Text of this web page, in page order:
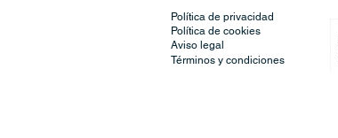
Política de privacidad
Política de cookies
Aviso legal
Términos y condiciones